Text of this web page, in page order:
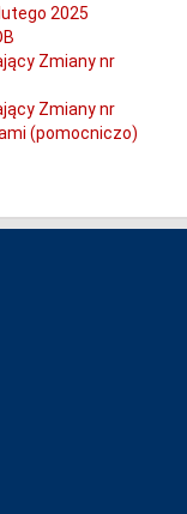
2025
Zmiany nr
Zmiany nr
(pomocniczo)